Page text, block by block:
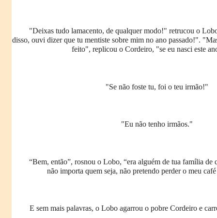
"Deixas tudo lamacento, de qualquer modo!" retrucou o
disso, ouvi dizer que tu mentiste sobre mim no ano passado!".
feito", replicou o Cordeiro, "se eu nasci este
"Se não foste tu, foi o teu irmão!"
"Eu não tenho irmãos."
“Bem, então”, rosnou o Lobo, “era alguém de tua família de
não importa quem seja, não pretendo perder o meu
E sem mais palavras, o Lobo agarrou o pobre Cordeiro e